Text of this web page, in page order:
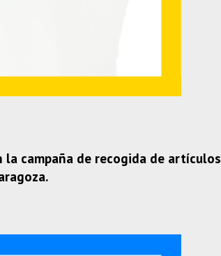
la campaña de recogida de artículos